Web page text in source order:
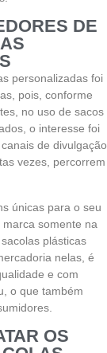
DE
personalizadas foi
pois, conforme
no uso de sacos
o interesse foi
de divulgação
vezes, percorrem
únicas para o seu
somente na
plásticas
nelas, é
e com
o que também
OS